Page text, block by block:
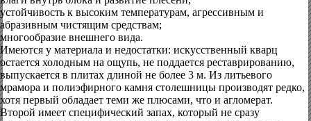
устойчивость к высоким температурам, агрессивным и
абразивным чистящим средствам;
многообразие внешнего вида.
Имеются у материала и недостатки: искусственный кварц
остается холодным на ощупь, не поддается реставрированию,
выпускается в плитах длиной не более 3 м. Из литьевого
мрамора и полиэфирного камня столешницы производят редко,
хотя первый обладает теми же плюсами, что и агломерат.
Второй имеет специфический запах, который не сразу